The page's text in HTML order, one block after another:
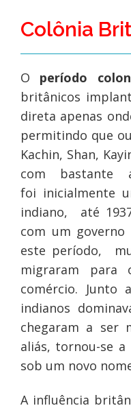
Colônia
O período
britânicos
direta apenas
permitindo que
Kachin, Shan,
com bastante
foi inicialmente
indiano, até
com um
este período,
migraram
comércio. Junto
indianos
chegaram a ser
aliás, tornou-se
sob um novo
A influência